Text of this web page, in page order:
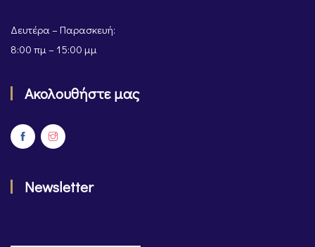
Δευτέρα – Παρασκευή:
8:00 πμ – 15:00 μμ
Ακολουθήστε μας
Newsletter